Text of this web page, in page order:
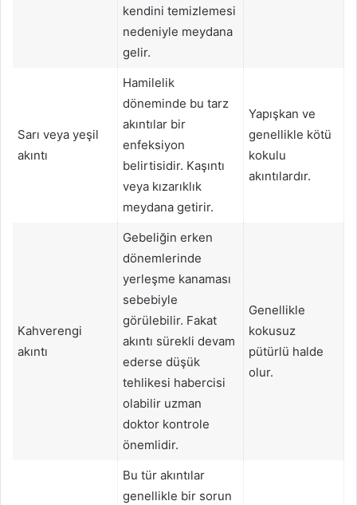
kendini temizlemesi
nedeniyle meydana
gelir.
Sarı veya yeşil
akıntı
Hamilelik
döneminde bu tarz
akıntılar bir
enfeksiyon
belirtisidir. Kaşıntı
veya kızarıklık
meydana getirir.
Yapışkan ve
genellikle kötü
kokulu
akıntılardır.
Kahverengi
akıntı
Gebeliğin erken
dönemlerinde
yerleşme kanaması
sebebiyle
görülebilir. Fakat
akıntı sürekli devam
ederse düşük
tehlikesi habercisi
olabilir uzman
doktor kontrole
önemlidir.
Genellikle
kokusuz
pütürlü halde
olur.
Bu tür akıntılar
genellikle bir sorun